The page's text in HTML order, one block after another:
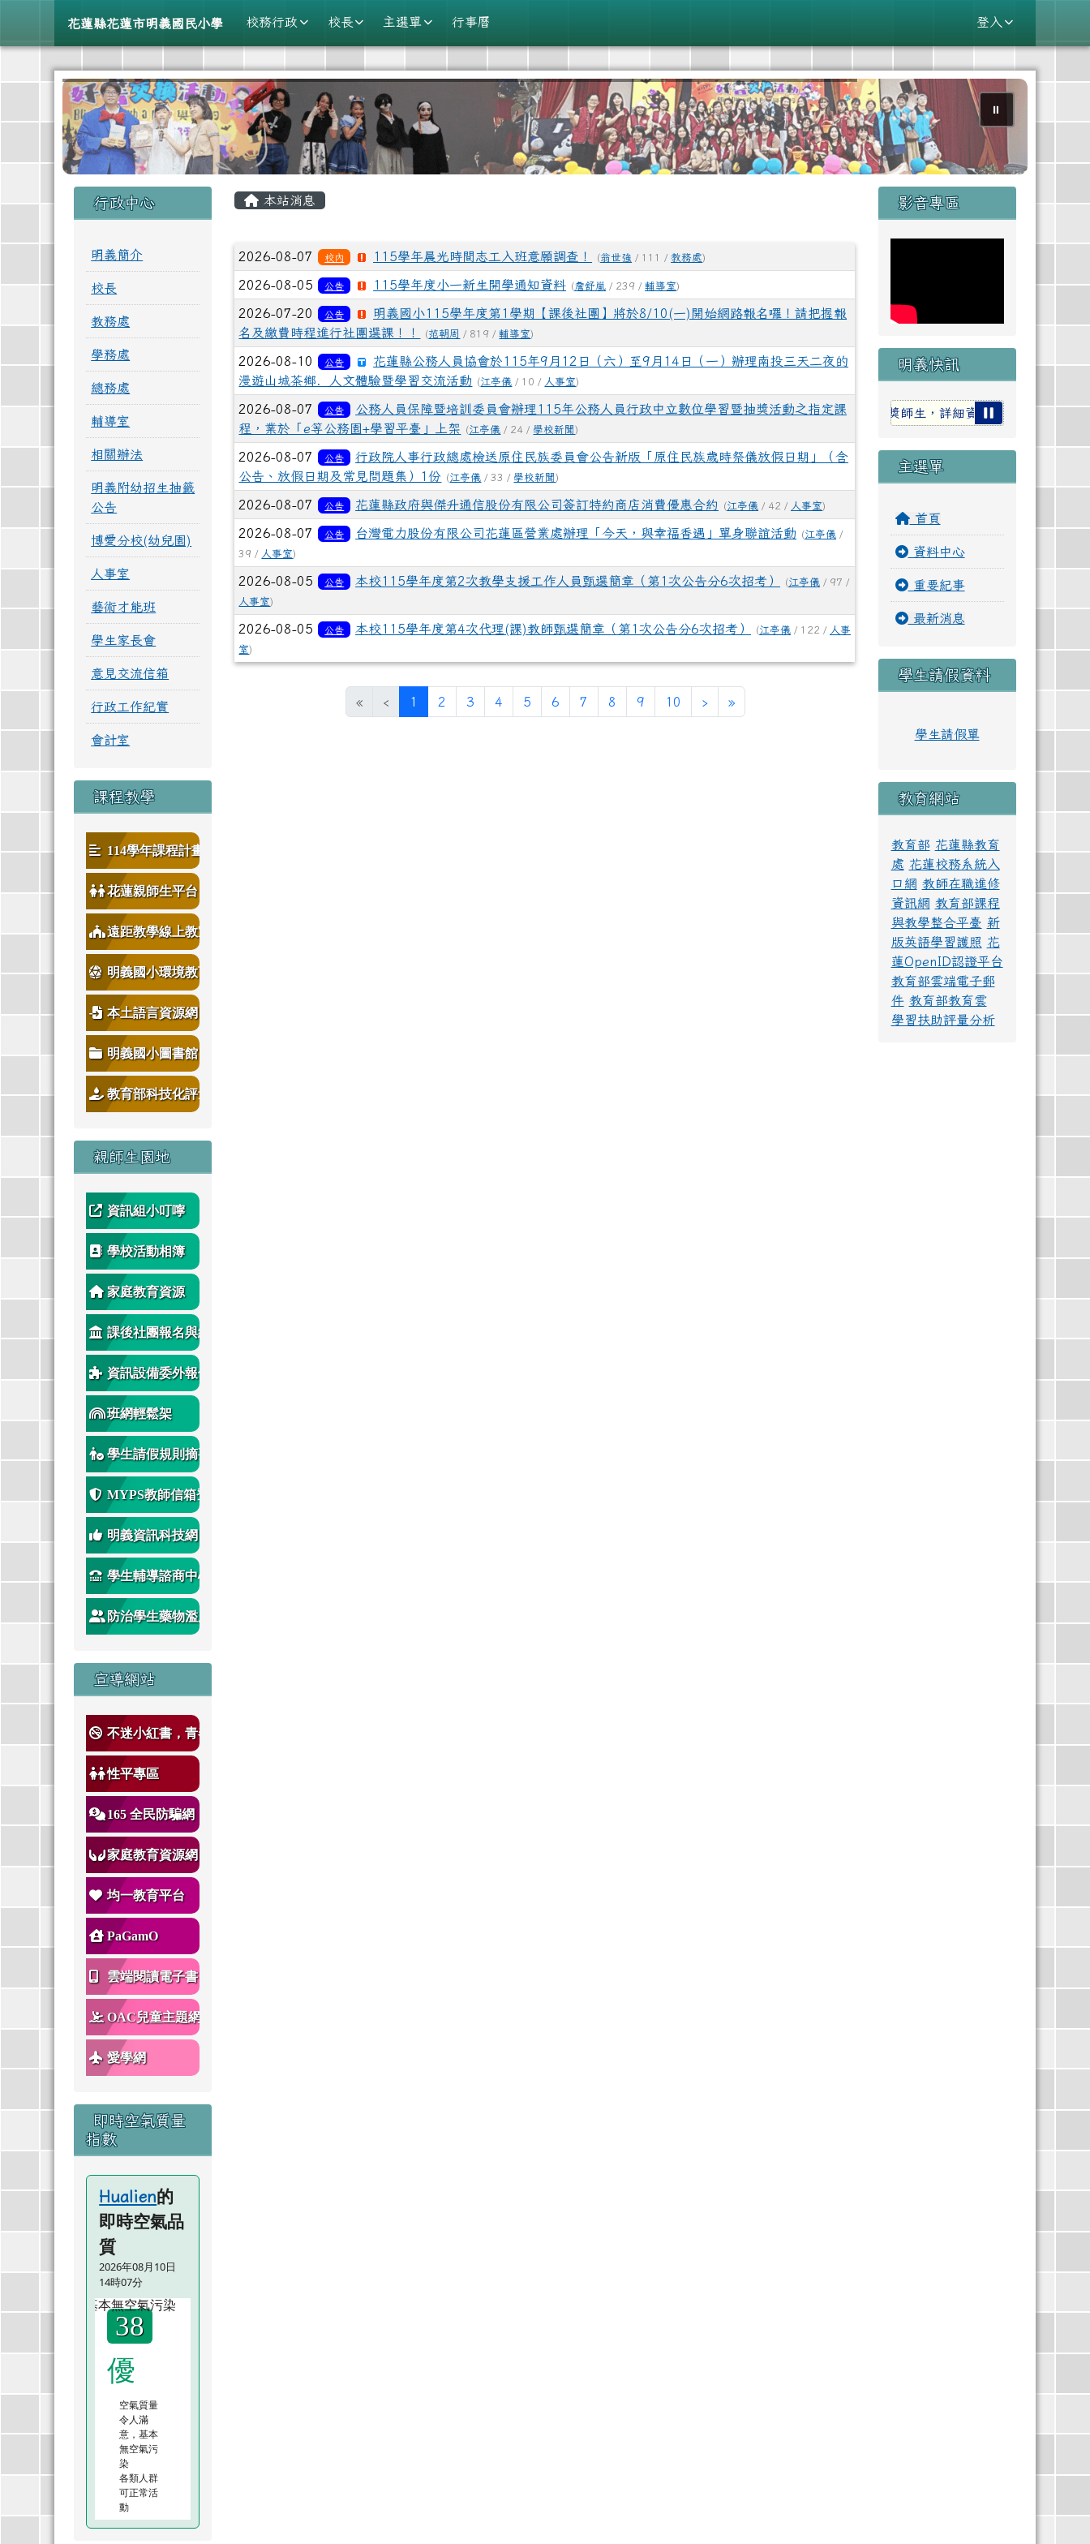
花蓮縣花蓮市明義國民小學
導覽列花蓮縣花蓮市明義國民小學 校務行政 校長 主選單 行事曆 登入
⏸
左邊區域內容
行政中心
明義簡介
校長
教務處
學務處
總務處
輔導室
相關辦法
明義附幼招生抽籤
公告
博愛分校(幼兒園)
人事室
藝術才能班
學生家長會
意見交流信箱
行政工作紀實
會計室
課程教學
114學年課程計畫
花蓮親師生平台
遠距教學線上教室
明義國小環境教育
本土語言資源網
明義國小圖書館
教育部科技化評量
親師生園地
資訊組小叮嚀
學校活動相簿
家庭教育資源
課後社團報名與繳
費
資訊設備委外報修
班網輕鬆架
學生請假規則摘要
MYPS教師信箱登
入
明義資訊科技網
學生輔導諮商中心
防治學生藥物濫用
宣導網站
不迷小紅書，青春
不迷途
性平專區
165 全民防騙網
家庭教育資源網
均一教育平台
PaGamO
雲端閱讀電子書
OAC兒童主題網
愛學網
即時空氣質量
指數
Hualien的
即時空氣品
質
2026年08月10日
14時07分
38
優
空氣質量
令人滿
意，基本
無空氣污
染
各類人群
可正常活
動
主內容區域
本站消息
文章列表
2026-08-07 校內 115學年晨光時間志工入班意願調查！ (翁世強 / 111 /教務處)
2026-08-05 公告 115學年度小一新生開學通知資料 (詹舒嵐 / 239 /輔導室)
2026-07-20 公告
明義國小115學年度第1學期【課後社團】將於8/10(一)開始網路報名囉！請把握報
名及繳費時程進行社團選課！！
(范朝周 / 819 /輔導室)
2026-08-10 公告
花蓮縣公務人員協會於115年9月12日（六）至9月14日（一）辦理南投三天二夜的
漫遊山城茶鄉．人文體驗暨學習交流活動
(江亭儀 / 10 / 人事室)
2026-08-07 公告
公務人員保障暨培訓委員會辦理115年公務人員行政中立數位學習暨抽獎活動之指定課
程，業於「e等公務園+學習平臺」上架
(江亭儀 / 24 / 學校新聞)
2026-08-07 公告
行政院人事行政總處檢送原住民族委員會公告新版「原住民族歲時祭儀放假日期」（含
公告、放假日期及常見問題集）1份
(江亭儀 / 33 / 學校新聞)
2026-08-07 公告 花蓮縣政府與傑升通信股份有限公司簽訂特約商店消費優惠合約 (江亭儀 / 42 / 人事室)
2026-08-07 公告 台灣電力股份有限公司花蓮區營業處辦理「今天，與幸福香遇」單身聯誼活動 (江亭儀 /
39 / 人事室)
2026-08-05 公告 本校115學年度第2次教學支援工作人員甄選簡章（第1次公告分6次招考） (江亭儀 / 97 /
人事室)
2026-08-05 公告 本校115學年度第4次代理(課)教師甄選簡章（第1次公告分6次招考） (江亭儀 / 122 / 人事
室)
« ‹ 1 (目前頁次)
2 3 4 5 6 7 8 9 10 ›下一頁
»最後頁
右邊區域內容
影音專區
明義快訊
年度新生報名抽籤公告 本校參加114學年度太平洋盃第12屆全國中小學網路小論文專題暨本土使命式行動研究競賽，獲1金3銀2銅佳績，祝賀獲獎師生，詳細資訊請點選連結！
主選單
首頁
資料中心
重要紀事
最新消息
學生請假資料
學生請假單
教育網站
教育部 花蓮縣教育
處 花蓮校務系統入
口網 教師在職進修
資訊網 教育部課程
與教學整合平臺 新
版英語學習護照 花
蓮OpenID認證平台
教育部雲端電子郵
件 教育部教育雲
學習扶助評量分析
頁尾區域